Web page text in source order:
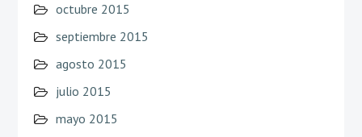
octubre 2015
septiembre 2015
agosto 2015
julio 2015
mayo 2015